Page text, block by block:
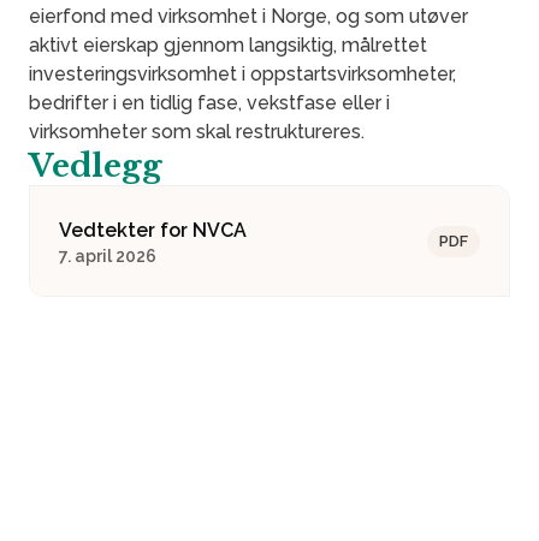
eierfond med virksomhet i Norge, og som utøver
aktivt eierskap gjennom langsiktig, målrettet
investeringsvirksomhet i oppstartsvirksomheter,
bedrifter i en tidlig fase, vekstfase eller i
virksomheter som skal restruktureres.
Vedlegg
Vedtekter for NVCA
7. april 2026
PDF